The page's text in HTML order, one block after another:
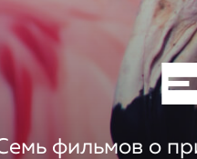
фильмов о